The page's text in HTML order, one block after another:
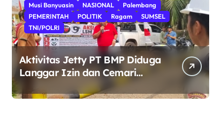
Musi Banyuasin
NASIONAL
Palembang
PEMERINTAH
POLITIK Ragam
SUMSEL
TNI/POLRI
Aktivitas Jetty PT BMP Diduga
Langgar Izin dan Cemari
Sungai Dawas, Massa Aksi
POSE RI bersama Barikade 98